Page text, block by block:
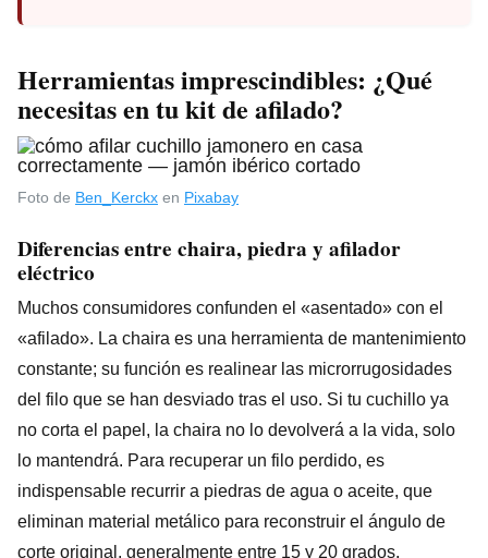
Herramientas imprescindibles: ¿Qué
necesitas en tu kit de afilado?
Foto de Ben_Kerckx en Pixabay
Diferencias entre chaira, piedra y afilador
eléctrico
Muchos consumidores confunden el «asentado» con el
«afilado». La chaira es una herramienta de mantenimiento
constante; su función es realinear las microrrugosidades
del filo que se han desviado tras el uso. Si tu cuchillo ya
no corta el papel, la chaira no lo devolverá a la vida, solo
lo mantendrá. Para recuperar un filo perdido, es
indispensable recurrir a piedras de agua o aceite, que
eliminan material metálico para reconstruir el ángulo de
corte original, generalmente entre 15 y 20 grados.